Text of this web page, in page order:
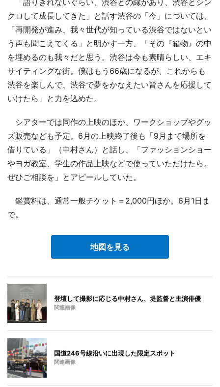
クロして成長してきた」と話す渋谷の「今」については、
「再開発が進み、我々世代が知っている渋谷ではないとい
う声も聞こえてくる」と明かす一方、「その『箱物』の中
を埋めるのも我々だと思う。渋谷は今も素晴らしい、エキ
サイティングな街。僕はもう66歳になるが、これからも
渋谷を楽しんで、渋谷で夢をかなえたい皆さんを応援して
いけたら」と力を込めた。
シアターでは同作の上映のほか、ワークショップやグッ
ズ販売なども予定。6月の上映終了後も「9月まで場所を
借りている」（中村さん）と話し、「ファッションショー
やヨガ教室、学生の作品上映などで使っていただけたら。
ぜひご相談を」とアピールしていた。
鑑賞料は、通常一般チケット＝2,000円ほか。6月1日ま
で。
地図を見る
登壇して撮影に応じる中村さん、堤監督と主演俳優
関連画像
国道246号線沿いに出現した限定スポット
関連画像